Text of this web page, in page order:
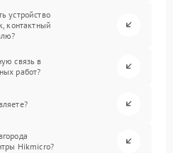
устройство
контактный
связь в
работ?
Hikmicro?